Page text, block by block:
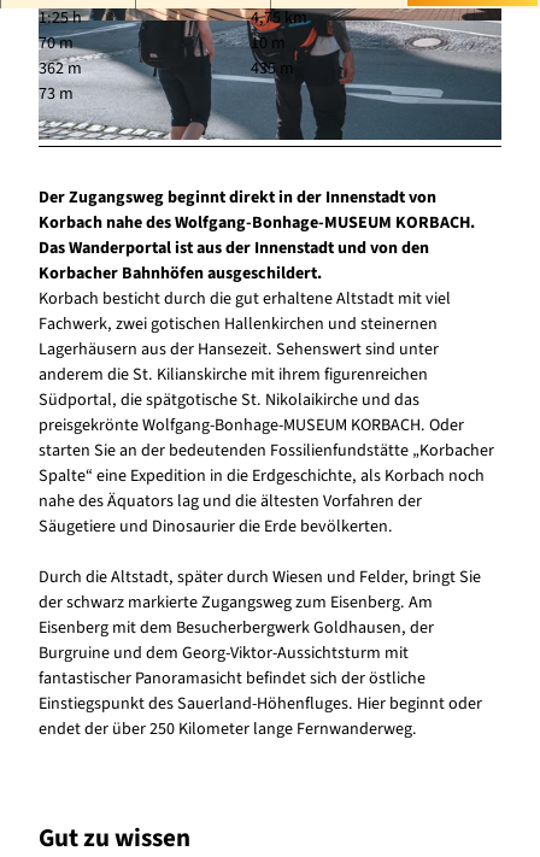
© Sauerland-Höhenflug, Jonas Dülberg |CC-BY-SA
© Sauerland-Höhenflug, Jonas Dülberg |
CC-BY-SA
© Sauerland-Höhenflug, Jonas Dülberg |
CC-BY-SA
1:25 h
4,75 km
70 m
10 m
362 m
435 m
73 m
Der Zugangsweg beginnt direkt in der Innenstadt von
Korbach nahe des Wolfgang-Bonhage-MUSEUM KORBACH.
Das Wanderportal ist aus der Innenstadt und von den
Korbacher Bahnhöfen ausgeschildert.
Korbach besticht durch die gut erhaltene Altstadt mit viel
Fachwerk, zwei gotischen Hallenkirchen und steinernen
Lagerhäusern aus der Hansezeit. Sehenswert sind unter
anderem die St. Kilianskirche mit ihrem figurenreichen
Südportal, die spätgotische St. Nikolaikirche und das
preisgekrönte Wolfgang-Bonhage-MUSEUM KORBACH. Oder
starten Sie an der bedeutenden Fossilienfundstätte „Korbacher
Spalte“ eine Expedition in die Erdgeschichte, als Korbach noch
nahe des Äquators lag und die ältesten Vorfahren der
Säugetiere und Dinosaurier die Erde bevölkerten.
Durch die Altstadt, später durch Wiesen und Felder, bringt Sie
der schwarz markierte Zugangsweg zum Eisenberg. Am
Eisenberg mit dem Besucherbergwerk Goldhausen, der
Burgruine und dem Georg-Viktor-Aussichtsturm mit
fantastischer Panoramasicht befindet sich der östliche
Einstiegspunkt des Sauerland-Höhenfluges. Hier beginnt oder
endet der über 250 Kilometer lange Fernwanderweg.
Gut zu wissen